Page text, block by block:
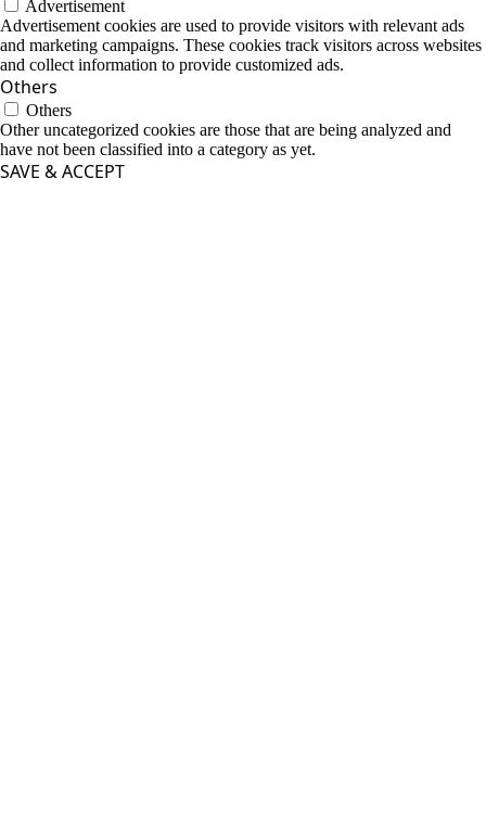
Advertisement
Advertisement cookies are used to provide visitors with relevant ads
and marketing campaigns. These cookies track visitors across websites
and collect information to provide customized ads.
Others
Others
Other uncategorized cookies are those that are being analyzed and
have not been classified into a category as yet.
SAVE & ACCEPT